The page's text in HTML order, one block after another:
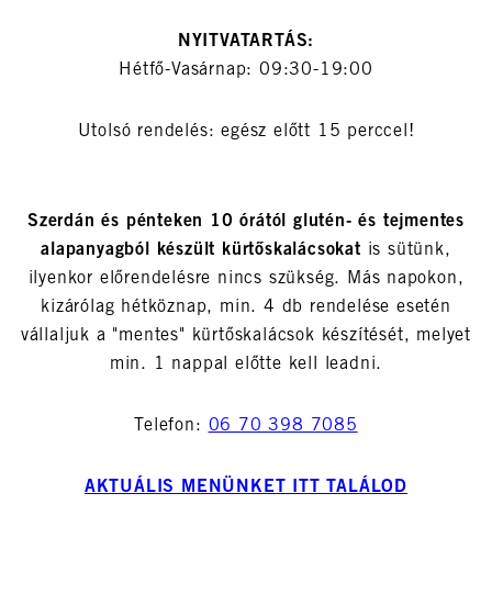
NYITVATARTÁS:
Hétfő-Vasárnap: 09:30-19:00
Utolsó rendelés: egész előtt 15 perccel!
Szerdán és pénteken 10 órától glutén- és tejmentes
alapanyagból készült kürtőskalácsokat is sütünk,
ilyenkor előrendelésre nincs szükség. Más napokon,
kizárólag hétköznap, min. 4 db rendelése esetén
vállaljuk a "mentes" kürtőskalácsok készítését, melyet
min. 1 nappal előtte kell leadni.
Telefon: 06 70 398 7085
AKTUÁLIS MENÜNKET ITT TALÁLOD